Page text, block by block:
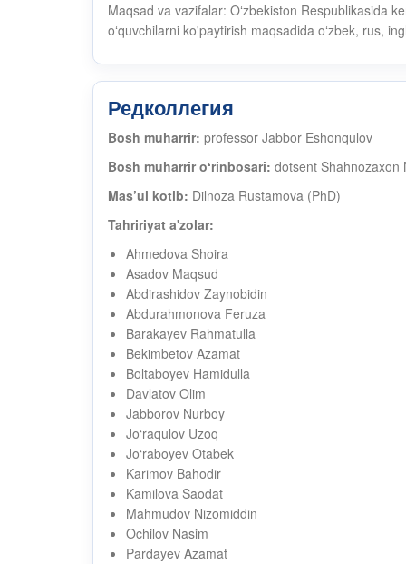
Maqsad va vazifalar: Oʻzbekiston Respublikasida
oʻquvchilarni ko'paytirish maqsadida oʻzbek, rus,
Редколлегия
Bosh muharrir: professor Jabbor Eshonqulov
Bosh muharrir oʻrinbosari: dotsent Shahnozaxon
Mas’ul kotib: Dilnoza Rustamova (PhD)
Tahririyat a'zolar:
Ahmedova Shoira
Asadov Maqsud
Abdirashidov Zaynobidin
Abdurahmonova Feruza
Barakayev Rahmatulla
Bekimbetov Azamat
Boltaboyev Hamidulla
Davlatov Olim
Jabborov Nurboy
Jo‘raqulov Uzoq
Jo‘raboyev Otabek
Karimov Bahodir
Kamilova Saodat
Mahmudov Nizomiddin
Ochilov Nasim
Pardayev Azamat